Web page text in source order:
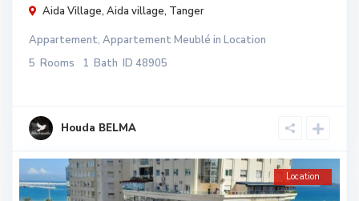
Aida Village, Aida village, Tanger
Appartement, Appartement Meublé in Location
5 Rooms 1 Bath ID 48905
Houda BELMA
Location